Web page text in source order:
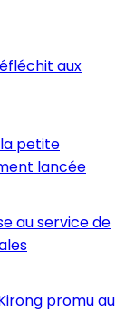
aux
la petite
lancée
au service de
promu au